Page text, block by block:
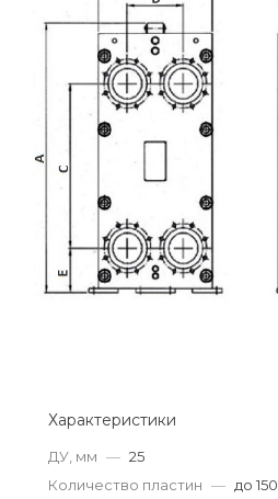
Характеристики
ДУ, мм — 25
Количество пластин — до 150